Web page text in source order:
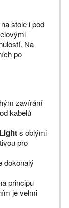
stole i pod
Na
po
zavírání
kabelů
s oblými
pro
dokonalý
principu
je velmi